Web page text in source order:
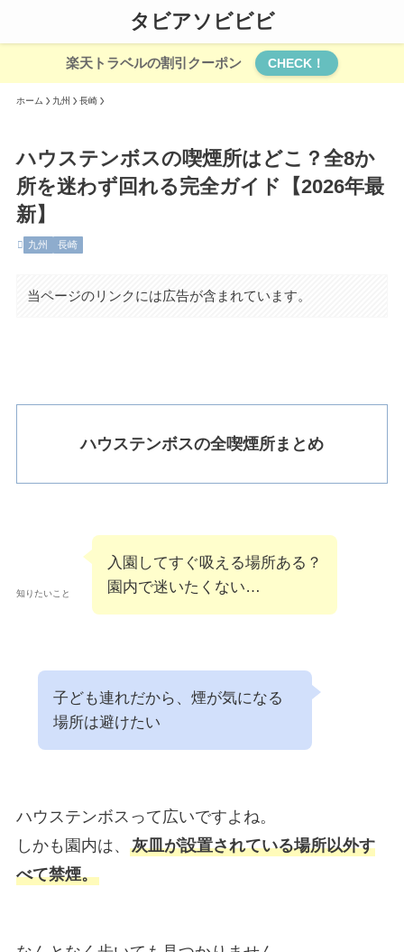
タビアソビビビ
楽天トラベルの割引クーポン CHECK！
ホーム 九州 長崎
ハウステンボスの喫煙所はどこ？全8か
所を迷わず回れる完全ガイド【2026年最
新】
九州 長崎
当ページのリンクには広告が含まれています。
ハウステンボスの全喫煙所まとめ
知りたいこと
入園してすぐ吸える場所ある？
園内で迷いたくない…
子ども連れだから、煙が気になる
場所は避けたい
ハウステンボスって広いですよね。
しかも園内は、 灰皿が設置されている場所以外す
べて禁煙。